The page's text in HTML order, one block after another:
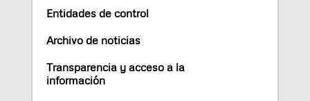
Entidades de control
Archivo de noticias
Transparencia y acceso a la
información